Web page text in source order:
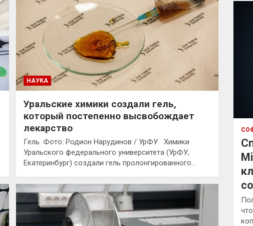
НАУКА
Уральские химики создали гель,
который постепенно высвобождает
лекарство
Гель. Фото: Родион Нарудинов / УрФУ Химики
Уральского федерального университета (УрФУ,
Екатеринбург) создали гель пролонгированного…
к